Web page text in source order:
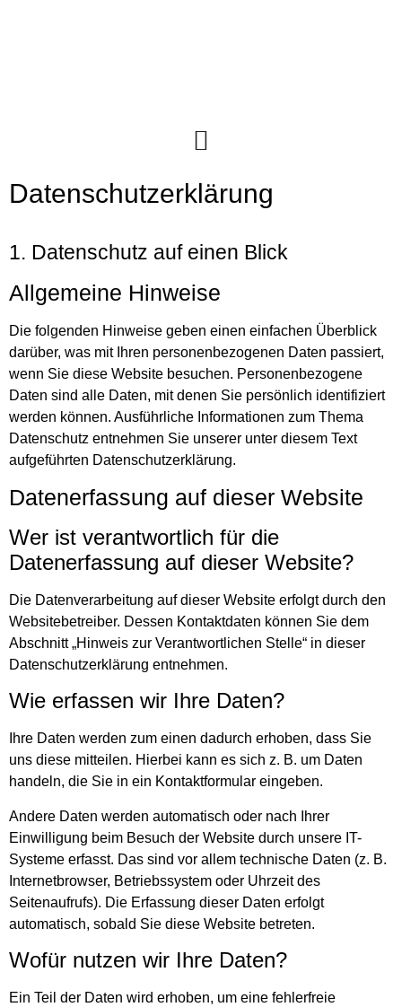
Datenschutzerklärung
1. Datenschutz auf einen Blick
Allgemeine Hinweise
Die folgenden Hinweise geben einen einfachen Überblick
darüber, was mit Ihren personenbezogenen Daten passiert,
wenn Sie diese Website besuchen. Personenbezogene
Daten sind alle Daten, mit denen Sie persönlich identifiziert
werden können. Ausführliche Informationen zum Thema
Datenschutz entnehmen Sie unserer unter diesem Text
aufgeführten Datenschutzerklärung.
Datenerfassung auf dieser Website
Wer ist verantwortlich für die
Datenerfassung auf dieser Website?
Die Datenverarbeitung auf dieser Website erfolgt durch den
Websitebetreiber. Dessen Kontaktdaten können Sie dem
Abschnitt „Hinweis zur Verantwortlichen Stelle“ in dieser
Datenschutzerklärung entnehmen.
Wie erfassen wir Ihre Daten?
Ihre Daten werden zum einen dadurch erhoben, dass Sie
uns diese mitteilen. Hierbei kann es sich z. B. um Daten
handeln, die Sie in ein Kontaktformular eingeben.
Andere Daten werden automatisch oder nach Ihrer
Einwilligung beim Besuch der Website durch unsere IT-
Systeme erfasst. Das sind vor allem technische Daten (z. B.
Internetbrowser, Betriebssystem oder Uhrzeit des
Seitenaufrufs). Die Erfassung dieser Daten erfolgt
automatisch, sobald Sie diese Website betreten.
Wofür nutzen wir Ihre Daten?
Ein Teil der Daten wird erhoben, um eine fehlerfreie